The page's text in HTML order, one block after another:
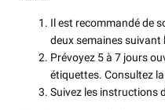
Il est recommandé de
deux semaines suivant
Prévoyez 5 à 7 jours
étiquettes. Consultez
Suivez les instructions